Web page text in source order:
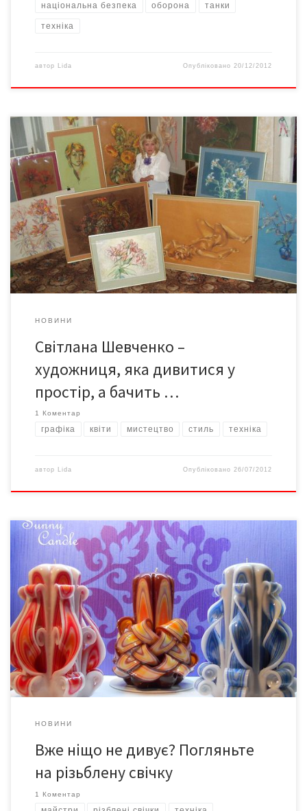
національна безпека оборона танки
техніка
автор Lida Опубліковано20/12/2012
У художника-графіка Світлани Шевченко справжній дар: вона
вміє розмовляти щиро, глибоко, промовисто. А коли слова
виявляються безсилими, щоби передати стан душі, береться
за пастель і… втілює нові смисли та значення. Її графіка
вичерпна, довершена, досконала. Виставка Світлани
Шевченко нині експонується у центрі культури «Вернісаж». 45
презентованих графічних робіт сповнених енергією […]
НОВИНИ
Світлана Шевченко –
художниця, яка дивитися у
простір, а бачить …
1 Коментар
графіка квіти мистецтво стиль техніка
автор Lida Опубліковано 26/07/2012
Спектр використання декоративних свічок значно
розширюється: якщо ще років 10-15 тому свічка була
атрибутом оселі, в якій енергетики вимкнули світло, то нині на
кожному розі продають великий вибір свічок різної форми,
аромату, кольору, з прикрасами від блискучих камінців до
різнобарвних стрічок, на різноманітних свічниках і підставках.
Чудернацька форма та яскраві […]
НОВИНИ
Вже ніщо не дивує? Погляньте
на різьблену свічку
1 Коментар